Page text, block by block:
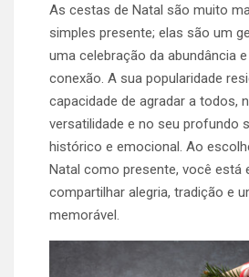
As cestas de Natal são muito
simples presente; elas são um
uma celebração da abundância
conexão. A sua popularidade
capacidade de agradar a todos,
versatilidade e no seu profundo
histórico e emocional. Ao
Natal como presente, você está
compartilhar alegria, tradição e
memorável.